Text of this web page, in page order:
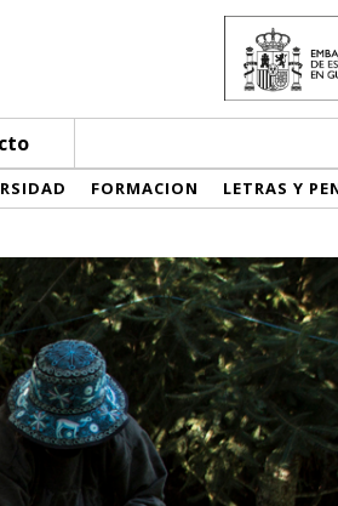
FORMACION LETRAS Y